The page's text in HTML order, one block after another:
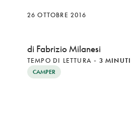
26 OTTOBRE 2016
di Fabrizio Milanesi
TEMPO DI LETTURA - 3 MINUTI
CAMPER